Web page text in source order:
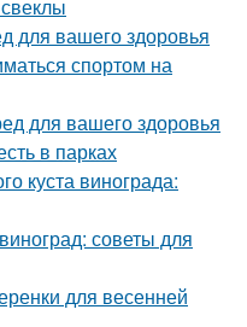
для вашего здоровья
спортом на
для вашего здоровья
в парках
куста винограда:
советы для
для весенней